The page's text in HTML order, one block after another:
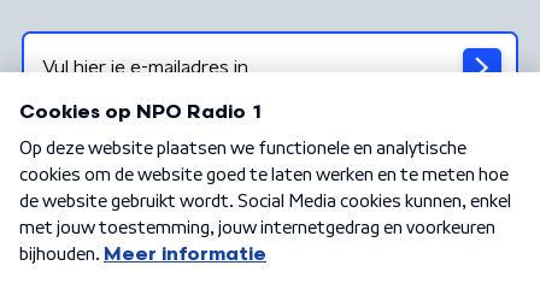
Algemene voorwaarden